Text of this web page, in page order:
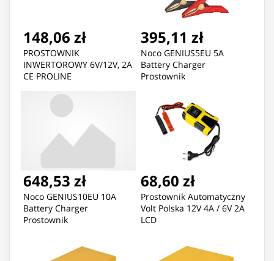
148,06 zł
PROSTOWNIK
INWERTOROWY 6V/12V, 2A
CE PROLINE
395,11 zł
Noco GENIUS5EU 5A
Battery Charger
Prostownik
648,53 zł
Noco GENIUS10EU 10A
Battery Charger
Prostownik
68,60 zł
Prostownik Automatyczny
Volt Polska 12V 4A / 6V 2A
LCD